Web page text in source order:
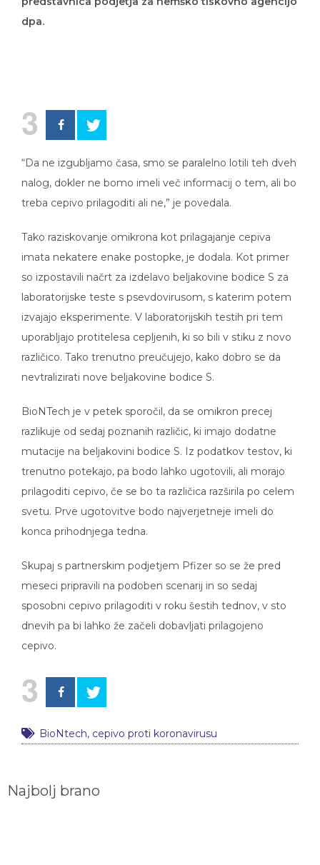
dpa.
3
“Da ne izgubljamo časa, smo se paralelno lotili teh dveh
nalog, dokler ne bomo imeli več informacij o tem, ali bo
treba cepivo prilagoditi ali ne,” je povedala.
Tako raziskovanje omikrona kot prilagajanje cepiva
imata nekatere enake postopke, je dodala. Kot primer
so izpostavili načrt za izdelavo beljakovine bodice S za
laboratorijske teste s psevdovirusom, s katerim potem
izvajajo eksperimente. V laboratorijskih testih pri tem
uporabljajo protitelesa cepljenih, ki so bili v stiku z novo
različico. Tako trenutno preučujejo, kako dobro se da
nevtralizirati nove beljakovine bodice S.
BioNTech je v petek sporočil, da se omikron precej
razlikuje od sedaj poznanih različic, ki imajo dodatne
mutacije na beljakovini bodice S. Iz podatkov testov, ki
trenutno potekajo, pa bodo lahko ugotovili, ali morajo
prilagoditi cepivo, če se bo ta različica razširila po celem
svetu. Prve ugotovitve bodo najverjetneje imeli do
konca prihodnjega tedna.
Skupaj s partnerskim podjetjem Pfizer so se že pred
meseci pripravili na podoben scenarij in so sedaj
sposobni cepivo prilagoditi v roku šestih tednov, v sto
dnevih pa bi lahko že začeli dobavljati prilagojeno
cepivo.
3
BioNtech, cepivo proti koronavirusu
Najbolj brano